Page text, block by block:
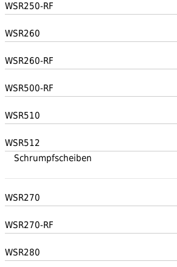
WSR250-RF
WSR260
WSR260-RF
WSR500-RF
WSR510
WSR512
Schrumpfscheiben
WSR270
WSR270-RF
WSR280